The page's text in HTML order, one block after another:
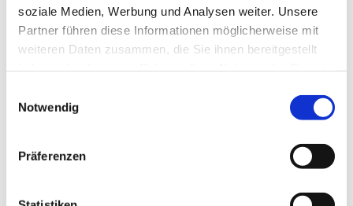
soziale Medien, Werbung und Analysen weiter. Unsere
Partner führen diese Informationen möglicherweise mit
weiteren Daten zusammen, die Sie ihnen bereitgestellt
Notwendig
Präferenzen